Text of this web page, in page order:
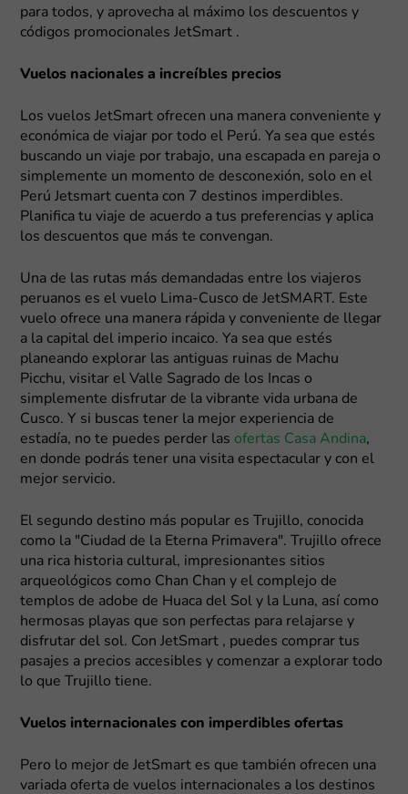
para todos, y aprovecha al máximo los descuentos y
códigos promocionales JetSmart .
Vuelos nacionales a increíbles precios
Los vuelos JetSmart ofrecen una manera conveniente y
económica de viajar por todo el Perú. Ya sea que estés
buscando un viaje por trabajo, una escapada en pareja o
simplemente un momento de desconexión, solo en el
Perú Jetsmart cuenta con 7 destinos imperdibles.
Planifica tu viaje de acuerdo a tus preferencias y aplica
los descuentos que más te convengan.
Una de las rutas más demandadas entre los viajeros
peruanos es el vuelo Lima-Cusco de JetSMART. Este
vuelo ofrece una manera rápida y conveniente de llegar
a la capital del imperio incaico. Ya sea que estés
planeando explorar las antiguas ruinas de Machu
Picchu, visitar el Valle Sagrado de los Incas o
simplemente disfrutar de la vibrante vida urbana de
Cusco. Y si buscas tener la mejor experiencia de
estadía, no te puedes perder las ofertas Casa Andina,
en donde podrás tener una visita espectacular y con el
mejor servicio.
El segundo destino más popular es Trujillo, conocida
como la "Ciudad de la Eterna Primavera". Trujillo ofrece
una rica historia cultural, impresionantes sitios
arqueológicos como Chan Chan y el complejo de
templos de adobe de Huaca del Sol y la Luna, así como
hermosas playas que son perfectas para relajarse y
disfrutar del sol. Con JetSmart , puedes comprar tus
pasajes a precios accesibles y comenzar a explorar todo
lo que Trujillo tiene.
Vuelos internacionales con imperdibles ofertas
Pero lo mejor de JetSmart es que también ofrecen una
variada oferta de vuelos internacionales a los destinos